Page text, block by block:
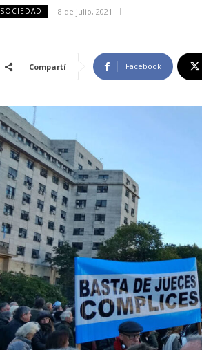
SOCIEDAD 8 de julio, 2021
Compartí Facebook